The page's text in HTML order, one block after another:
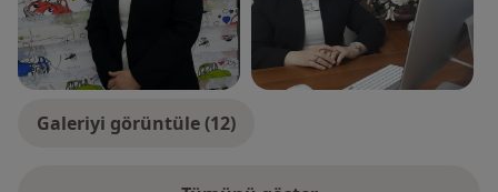
Galeriyi görüntüle (12)